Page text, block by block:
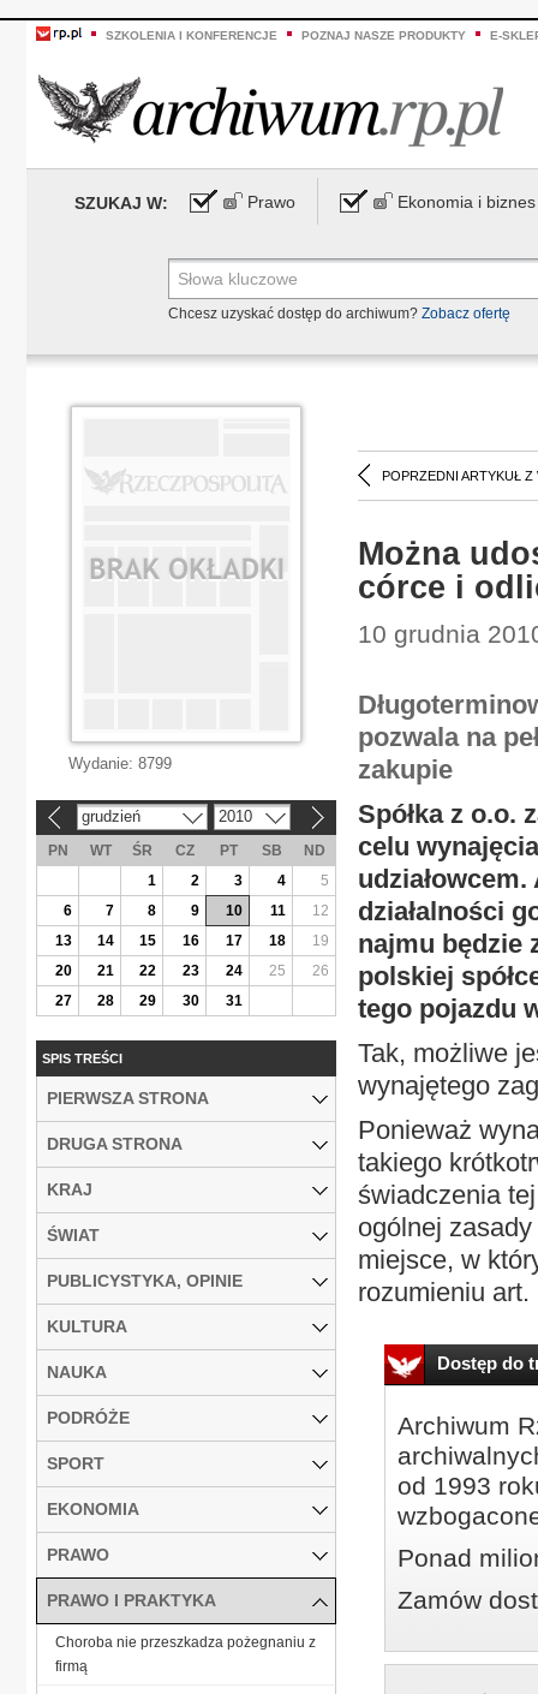
SZKOLENIA I KONFERENCJE POZNAJ NASZE PRODUKTY E-
SZUKAJ W: Prawo Ekonomia i biznes
Chcesz uzyskać dostęp do archiwum? Zobacz ofertę
POPRZEDNI ARTYKUŁ Z
Można
córce i
10 grudnia
pozwala na
zakupie
Spółka z o.o.
celu
działalności
najmu będzie
polskiej
tego pojazdu
Tak, możliwe
wynajętego
Ponieważ
takiego
świadczenia
ogólnej
miejsce, w
rozumieniu
Dostęp do
Archiwum
od 1993
Ponad
Zamów
Wydanie: 8799
grudzień 2010
PN WT ŚR CZ PT SB
ND
1
2 3 4
5
6
7 8 9 10 11
12
13
14 15 16 17 18
19
20
21 22 23 24 25
26
27
28 29 30 31
SPIS TREŚCI
PIERWSZA STRONA
DRUGA STRONA
KRAJ
ŚWIAT
PUBLICYSTYKA, OPINIE
KULTURA
NAUKA
PODRÓŻE
SPORT
EKONOMIA
PRAWO
PRAWO I PRAKTYKA
Choroba nie przeszkadza pożegnaniu z
firmą